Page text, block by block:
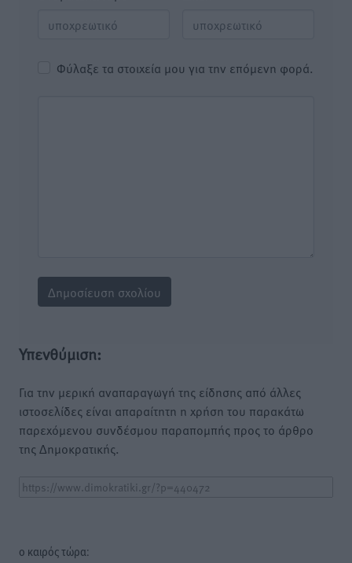
Φύλαξε τα στοιχεία μου για την επόμενη φορά.
Υπενθύμιση:
Για την μερική αναπαραγωγή της είδησης από άλλες
ιστοσελίδες είναι απαραίτητη η χρήση του παρακάτω
παρεχόμενου συνδέσμου παραπομπής προς το άρθρο
της Δημοκρατικής.
o καιρός τώρα: